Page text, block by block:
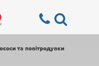
та повітродувки